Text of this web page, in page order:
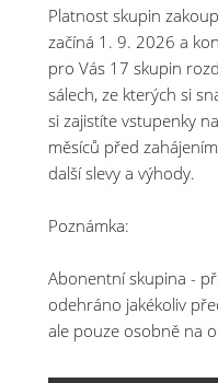
Platnost skupin
začíná 1. 9. 2026 a
pro Vás 17 skupin
sálech, ze kterých si
si zajistíte vstupenky
měsíců před
další slevy a výhody.
Poznámka:
Abonentní skupina -
odehráno jakékoliv
ale pouze osobně na